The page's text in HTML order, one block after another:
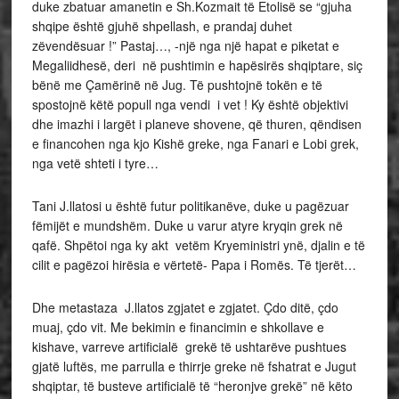
duke zbatuar amanetin e Sh.Kozmait të Etolisë se “gjuha
shqipe është gjuhë shpellash, e prandaj duhet
zëvendësuar !” Pastaj…, -një nga një hapat e piketat e
Megaliidhesë, deri në pushtimin e hapësirës shqiptare, siç
bënë me Çamërinë në Jug. Të pushtojnë tokën e të
spostojnë këtë popull nga vendi i vet ! Ky është objektivi
dhe imazhi i largët i planeve shovene, që thuren, qëndisen
e financohen nga kjo Kishë greke, nga Fanari e Lobi grek,
nga vetë shteti i tyre…
Tani J.llatosi u është futur politikanëve, duke u pagëzuar
fëmijët e mundshëm. Duke u varur atyre kryqin grek në
qafë. Shpëtoi nga ky akt vetëm Kryeministri ynë, djalin e të
cilit e pagëzoi hirësia e vërtetë- Papa i Romës. Të tjerët…
Dhe metastaza J.llatos zgjatet e zgjatet. Çdo ditë, çdo
muaj, çdo vit. Me bekimin e financimin e shkollave e
kishave, varreve artificialë grekë të ushtarëve pushtues
gjatë luftës, me parrulla e thirrje greke në fshatrat e Jugut
shqiptar, të busteve artificialë të “heronjve grekë” në këto